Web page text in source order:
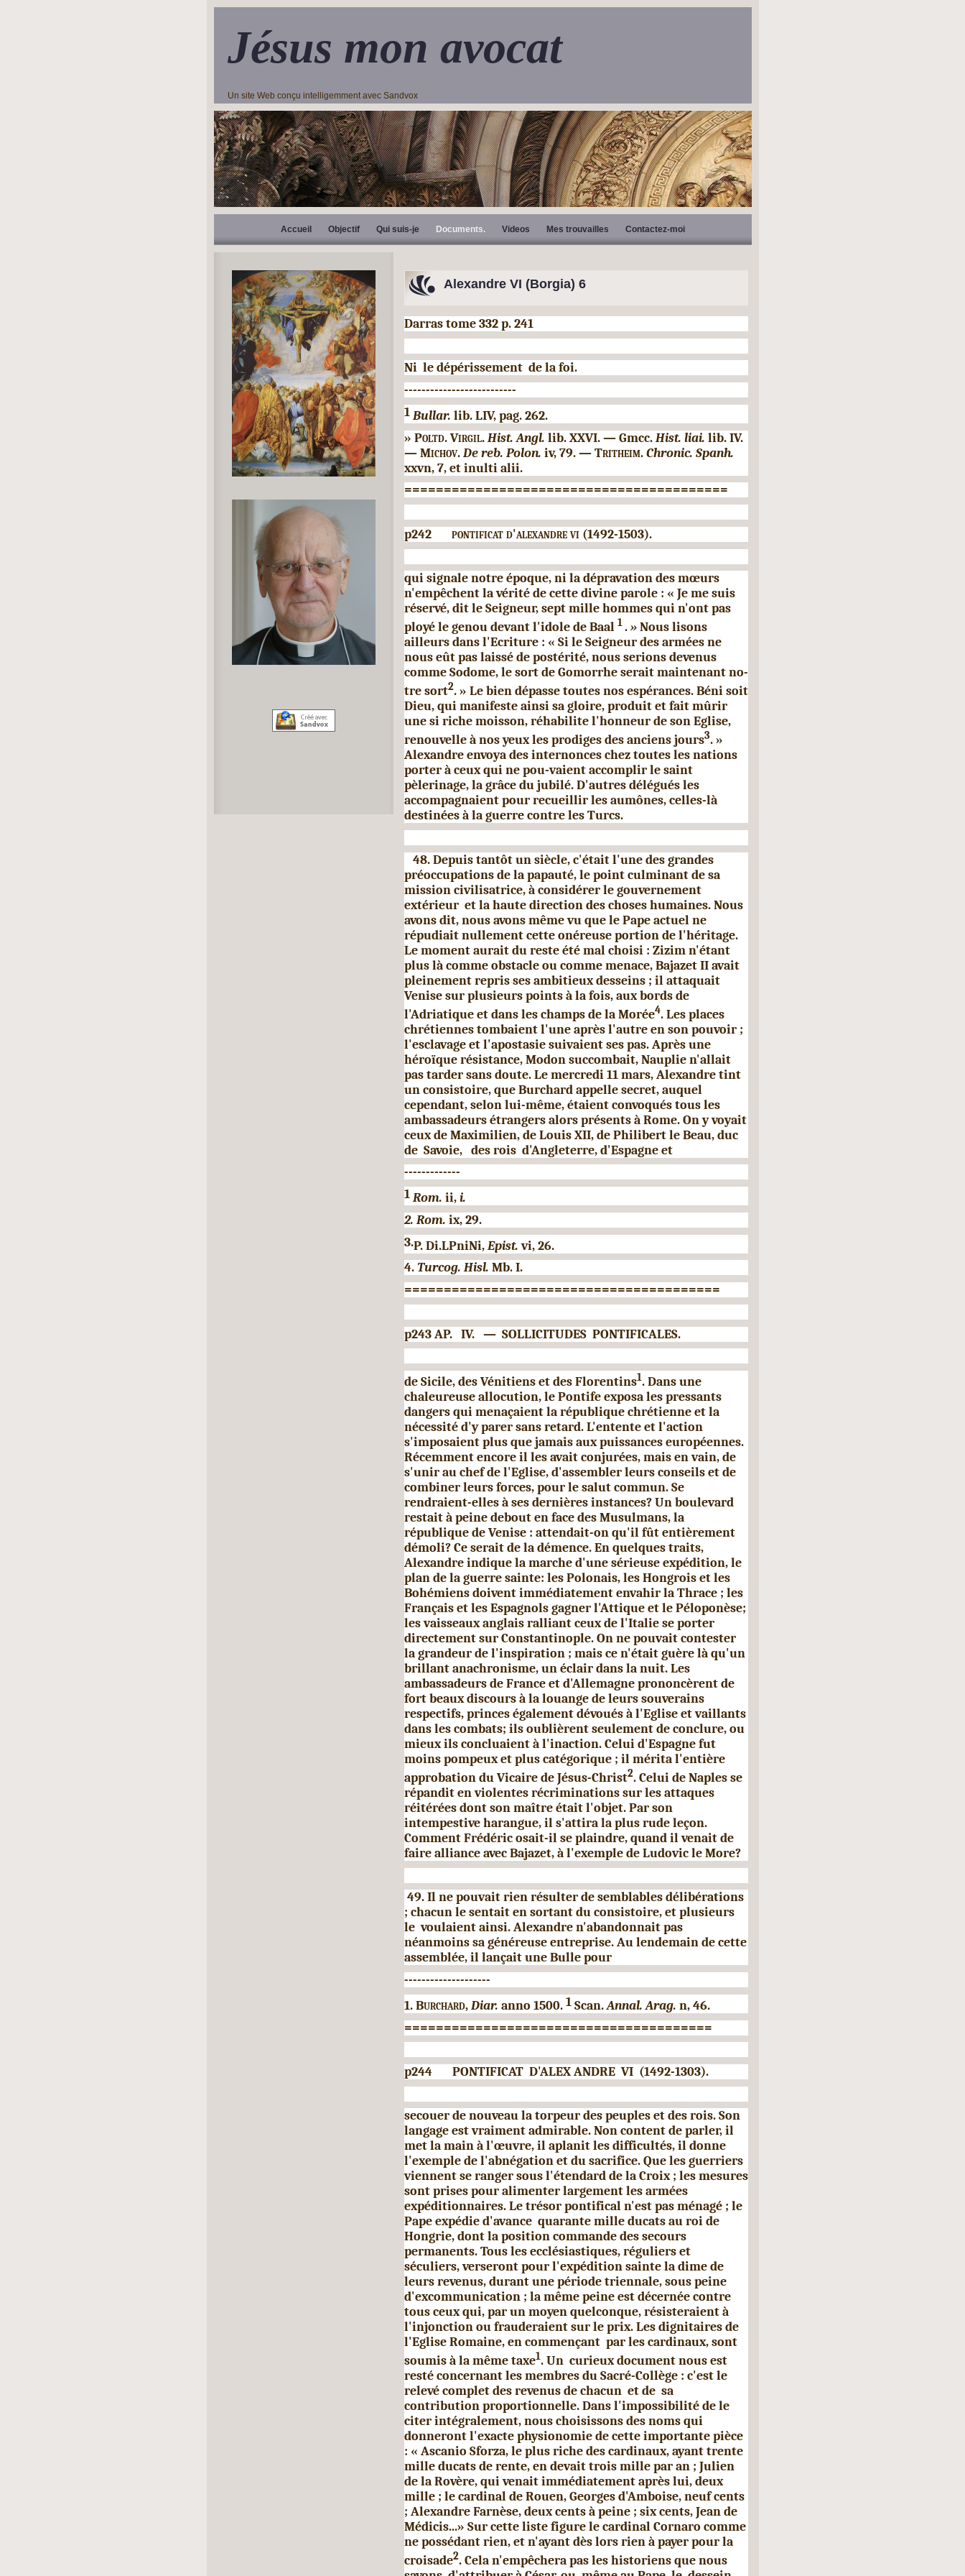
Jésus mon avocat
Un site Web conçu intelligemment avec Sandvox
Accueil Objectif Qui suis-je Documents. Videos Mes trouvailles Contactez-moi
Alexandre VI (Borgia) 6
Darras tome 332 p. 241
Ni le dépérissement de la foi.
--------------------------
1 Bullar. lib. LIV, pag. 262.
» Poltd. Virgil.Hist. Angl. lib. XXVI. — Gmcc.Hist. liai. lib. IV.
—Michov.De reb. Polon. iv, 79. —Tritheim.Chronic. Spanh.
xxvn, 7, et inulti alii.
=========================================
p242 pontificat d'alexandre vi (1492-1503).
qui signale notre époque, ni la dépravation des mœurs
n'empê­chent la vérité de cette divine parole : « Je me suis
réservé, dit le Seigneur, sept mille hommes qui n'ont pas
ployé le genou devant l'idole de Baal 1.»Nous lisons
ailleurs dans l'Ecriture : « Si le Sei­gneur des armées ne
nous eût pas laissé de postérité, nous serions devenus
comme Sodome, le sort de Gomorrhe serait maintenant no­
tre sort2. » Le bien dépasse toutes nos espérances. Béni soit
Dieu, qui manifeste ainsi sa gloire, produit et fait mûrir
une si riche moisson, réhabilite l'honneur de son Eglise,
renouvelle à nos yeux les prodiges des anciens jours3. »
Alexandre envoya des inter­nonces chez toutes les nations
porter à ceux qui ne pou-vaient ac­complir le saint
pèlerinage, la grâce du jubilé. D'autres délégués les
accompagnaient pour recueillir les aumônes, celles-là
destinées à la guerre contre les Turcs.
48. Depuis tantôt un siècle, c'était l'une des grandes
préoccupations de la papauté, le point culminant de sa
mission civilisatrice, à considérer le gouvernement
extérieur et la haute direction des choses humaines. Nous
avons dit, nous avons même vu que le Pape actuel ne
répudiait nullement cette onéreuse portion de l'héri­tage.
Le moment aurait du reste été mal choisi : Zizim n'étant
plus là comme obstacle ou comme menace, Bajazet II avait
pleinement repris ses ambitieux desseins ; il attaquait
Venise sur plusieurs points à la fois, aux bords de
l'Adriatique et dans les champs de la Morée4. Les places
chrétiennes tombaient l'une après l'autre en son pouvoir ;
l'esclavage et l'apostasie suivaient ses pas. Après une
héroïque résistance, Modon succombait, Nauplie n'allait
pas tarder sans doute. Le mercredi 11 mars, Alexandre tint
un consistoire, que Burchard appelle secret, auquel
cependant, selon lui-même, étaient convoqués tous les
ambassadeurs étrangers alors présents à Rome. On y voyait
ceux de Maximilien, de Louis XII, de Phili­bert le Beau, duc
de Savoie, des rois d'Angleterre, d'Espagne et
-------------
1 Rom. ii,i.
2. Rom. ix, 29.
3.P. Di.LPniNi,Epist.vi, 26.
4. Turcog. Hisl. Mb. I.
========================================
p243 AP. IV. — SOLLICITUDES PONTIFICALES.
de Sicile, des Vénitiens et des Florentins1. Dans une
chaleureuse allocution, le Pontife exposa les pressants
dangers qui menaçaient la république chrétienne et la
nécessité d'y parer sans retard. L'entente et l'action
s'imposaient plus que jamais aux puissances européennes.
Récemment encore il les avait conjurées, mais en vain, de
s'unir au chef de l'Eglise, d'assembler leurs conseils et de
combiner leurs forces, pour le salut commun. Se
rendraient-elles à ses dernières instances? Un boulevard
restait à peine debout en face des Musulmans, la
république de Venise : attendait-on qu'il fût entièrement
démoli? Ce serait de la démence. En quelques traits,
Alexandre indique la marche d'une sérieuse expédition, le
plan de la guerre sainte: les Polonais, les Hongrois et les
Bohé­miens doivent immédiatement envahir la Thrace ; les
Français et les Espagnols gagner l'Attique et le Péloponèse;
les vaisseaux an­glais ralliant ceux de l'Italie se porter
directement sur Constantinople. On ne pouvait contester
la grandeur de l'inspiration ; mais ce n'était guère là qu'un
brillant anachronisme, un éclair dans la nuit. Les
ambassadeurs de France et d'Allemagne prononcèrent de
fort beaux discours à la louange de leurs souverains
respectifs, princes également dévoués à l'Eglise et vaillants
dans les combats; ils oublièrent seulement de conclure, ou
mieux ils concluaient à l'inaction. Celui d'Espagne fut
moins pompeux et plus catégori­que ; il mérita l'entière
approbation du Vicaire de Jésus-Christ2. Celui de Naples se
répandit en violentes récriminations sur les at­taques
réitérées dont son maître était l'objet. Par son
intempestive harangue, il s'attira la plus rude leçon.
Comment Frédéric osait-il se plaindre, quand il venait de
faire alliance avec Bajazet, à l'exem­ple de Ludovic le More?
49. Il ne pouvait rien résulter de semblables délibérations
; cha­cun le sentait en sortant du consistoire, et plusieurs
le voulaient ainsi. Alexandre n'abandonnait pas
néanmoins sa généreuse entreprise. Au lendemain de cette
assemblée, il lançait une Bulle pour
--------------------
1.Burchard,Diar. anno 1500.1Scan.Annal. Arag. n, 46.
=======================================
p244 PONTIFICAT D'ALEX ANDRE VI (1492-1303).
secouer de nouveau la torpeur des peuples et des rois. Son
langage est vraiment admirable. Non content de parler, il
met la main à l'œuvre, il aplanit les difficultés, il donne
l'exemple de l'abnégation et du sacrifice. Que les guerriers
viennent se ranger sous l'étendard de la Croix ; les mesures
sont prises pour alimenter largement les armées
expéditionnaires. Le trésor pontifical n'est pas ménagé ; le
Pape expédie d'avance quarante mille ducats au roi de
Hongrie, dont la position commande des secours
permanents. Tous les ecclé­siastiques, réguliers et
séculiers, verseront pour l'expédition sainte la dime de
leurs revenus, durant une période triennale, sous peine
d'excommunication ; la même peine est décernée contre
tous ceux qui, par un moyen quelconque, résisteraient à
l'injonction ou frau­deraient sur le prix. Les dignitaires de
l'Eglise Romaine, en com­mençant par les cardinaux, sont
soumis à la même taxe1. Un cu­rieux document nous est
resté concernant les membres du Sacré-Collège : c'est le
relevé complet des revenus de chacun et de sa
contribution proportionnelle. Dans l'impossibilité de le
citer inté­gralement, nous choisissons des noms qui
donneront l'exacte phy­sionomie de cette importante pièce
: « Ascanio Sforza, le plus riche des cardinaux, ayant trente
mille ducats de rente, en devait trois mille par an ; Julien
de la Rovère, qui venait immédiatement après lui, deux
mille ; le cardinal de Rouen, Georges d'Amboise, neuf cents
; Alexandre Farnèse, deux cents à peine ; six cents, Jean de
Médicis...» Sur cette liste figure le cardinal Cornaro comme
ne possédant rien, et n'ayant dès lors rien à payer pour la
croisade2. Cela n'empêchera pas les historiens que nous